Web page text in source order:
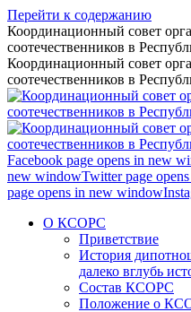
Перейти к содержанию
Координационный совет
соотечественников в
Координационный совет
соотечественников в
Facebook page opens in new
new windowTwitter page
page opens in new window
О КСОРС
Приветствие
История
далеко вглубь
Состав КСОРС
Положение о